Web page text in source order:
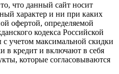
что данный сайт носит
характер и ни при каких
офертой, определяемой
кодекса Российской
учетом максимальной скидки
в кредит и включают в себя
которые согласовываются